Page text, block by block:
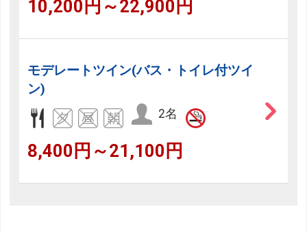
10,200円～22,900円
モデレートツイン(バス・トイレ付ツイ
ン)
2名
8,400円～21,100円